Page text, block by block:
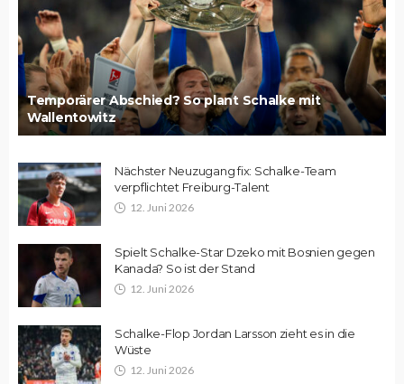
Temporärer Abschied? So plant Schalke mit
Wallentowitz
Nächster Neuzugang fix: Schalke-Team
verpflichtet Freiburg-Talent
12. Juni 2026
Spielt Schalke-Star Dzeko mit Bosnien gegen
Kanada? So ist der Stand
12. Juni 2026
Schalke-Flop Jordan Larsson zieht es in die
Wüste
12. Juni 2026